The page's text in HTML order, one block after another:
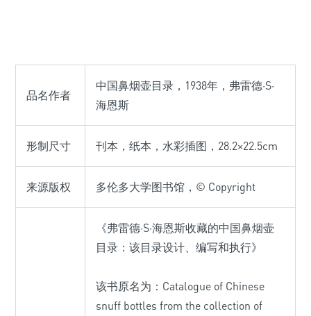
品名作者
中国鼻烟壶目录，1938年，弗雷德·S·
海恩斯
形制尺寸 刊本，纸本，水彩插图，28.2×22.5cm
来源版权 多伦多大学图书馆，© Copyright
《弗雷德·S·海恩斯收藏的中国鼻烟壶
目录：该目录设计、编写和执行》
该书原名为：Catalogue of Chinese
snuff bottles from the collection of